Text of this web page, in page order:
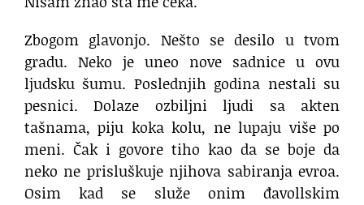
Zbogom glavonjo. Nešto se desilo u tvom
gradu. Neko je uneo nove sadnice u ovu
ljudsku šumu. Poslednjih godina nestali su
pesnici. Dolaze ozbiljni ljudi sa akten
tašnama, piju koka kolu, ne lupaju više po
meni. Čak i govore tiho kao da se boje da
neko ne prisluškuje njihova sabiranja evroa.
Osim kad se služe onim đavollskim